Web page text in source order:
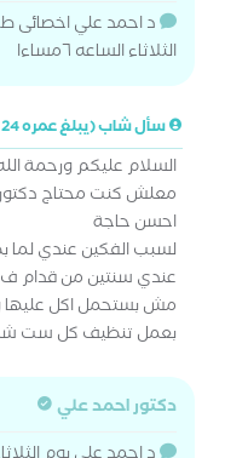
د احمد علي اخصائى
الثلاثاء الساعه ٦مساءا
سأل شاب (يبلغ عمره 24 سنة)
السلام عليكم ورحمة
معلش كنت محتاج
احسن حاجة
لسبب الفكين عندي لما
عندي سنتين من قدام ف
مش بستحمل اكل عليها
بعمل تنظيف كل ست
دكتور احمد علي